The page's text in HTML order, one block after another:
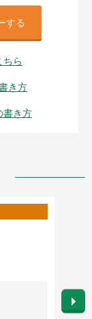
する
ちら
き方
書き方
勤務
英語
給 与